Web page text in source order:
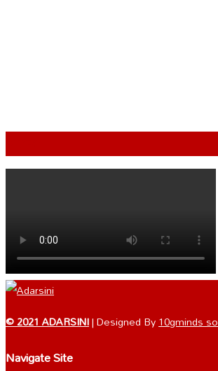
© 2021 ADARSINI| Designed By10gminds
Navigate Site